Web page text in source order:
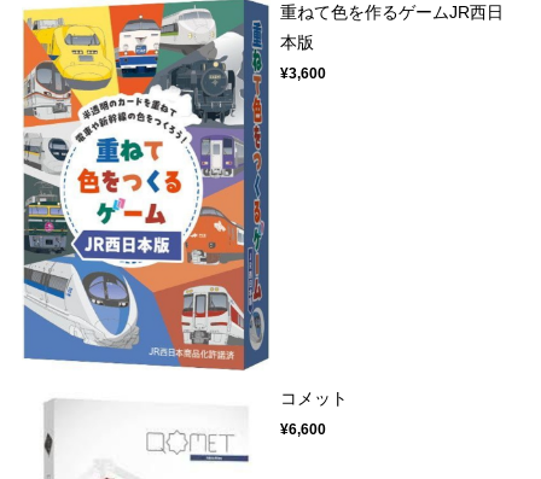
重ねて色を作るゲームJR西日
本版
¥3,600
コメット
¥6,600